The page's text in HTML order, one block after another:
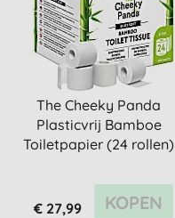
The Cheeky Panda
Plasticvrij Bamboe
Toiletpapier (24 rollen)
€ 27,99 KOPEN